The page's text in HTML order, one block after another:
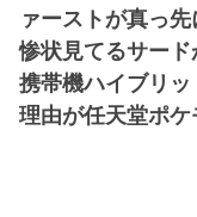
ァーストが真っ
惨状見てるサー
携帯機ハイブリ
理由が任天堂ポ